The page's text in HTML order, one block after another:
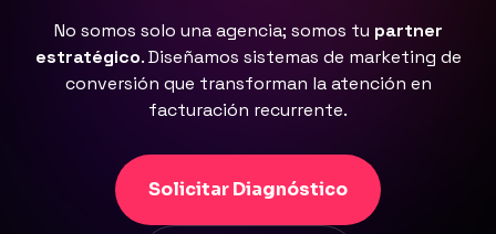
No somos solo una agencia; somos tu partner
estratégico. Diseñamos sistemas de marketing de
conversión que transforman la atención en
facturación recurrente.
Solicitar Diagnóstico